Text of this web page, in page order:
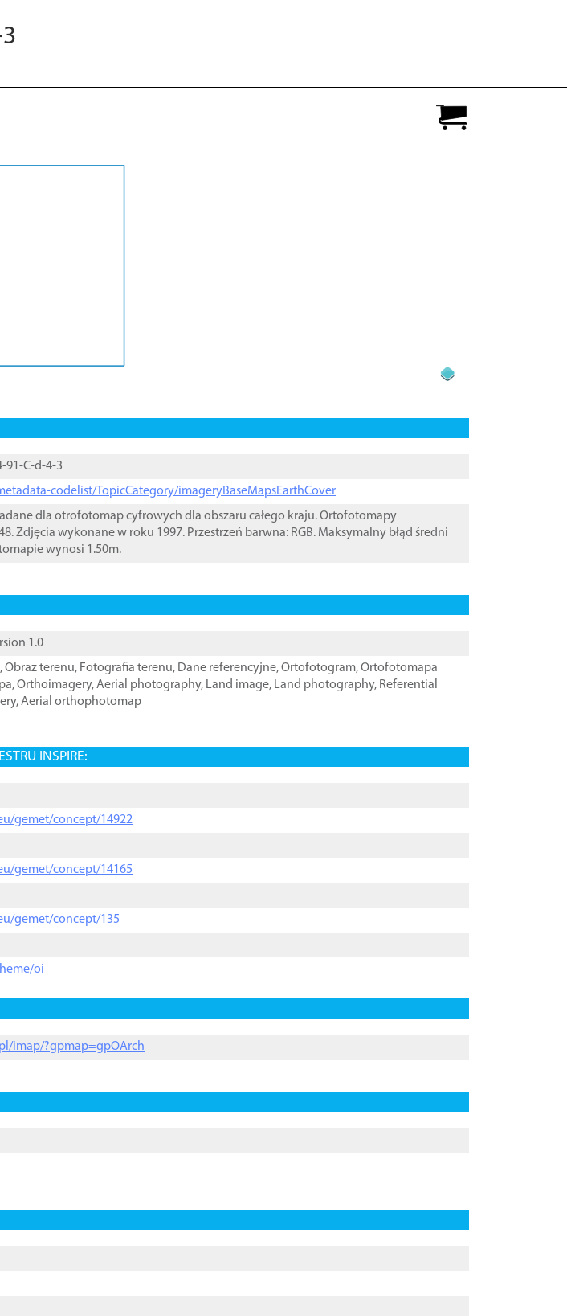
91-C-d-4-3
codelist/TopicCategory/imageryBaseMapsEarthCover
dla otrofotomap cyfrowych dla obszaru całego kraju. Ortofotomapy
Zdjęcia wykonane w roku 1997. Przestrzeń barwna: RGB. Maksymalny błąd średni
wynosi 1.50m.
1.0
,Obraz terenu, Fotografia terenu, Dane referencyjne,Ortofotogram,Ortofotomapa
,Orthoimagery,Aerial photography, Land image, Land photography, Referential
,Aerial orthophotomap
INSPIRE:
gemet/concept/14922
gemet/concept/14165
gemet/concept/135
oi
imap/?gpmap=gpOArch